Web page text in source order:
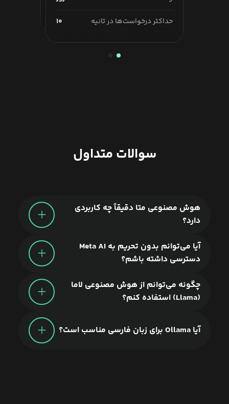
حداکثر درخواست‌ها در ثانیه ۱۰
سوالات متداول
هوش مصنوعی متا دقیقاً چه کاربردی
دارد؟
آیا می‌توانم بدون تحریم به Meta AI
دسترسی داشته باشم؟
چگونه می‌توانم از هوش مصنوعی لاما
(Llama) استفاده کنم؟
آیا Ollama برای زبان فارسی مناسب است؟